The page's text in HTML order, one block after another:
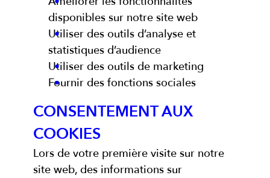
disponibles sur notre site web
Utiliser des outils d’analyse et
statistiques d’audience
Utiliser des outils de marketing
Fournir des fonctions sociales
CONSENTEMENT AUX
COOKIES
Lors de votre première visite sur notre
site web, des informations sur